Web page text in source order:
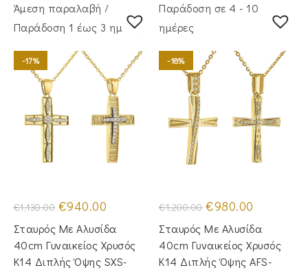
Άμεση παραλαβή /
Παράδoση 1 έως 3 ημέρες
-17%
€1,130.00 Original
price
was:
€1,130.00.
€940.00
τιμή
είναι:
€940.00.
Σταυρός Με Αλυσίδα
40cm Γυναικείος Χρυσός
Κ14 Διπλής Όψης SXS-
Παράδοση σε 4 - 10
ημέρες
-18%
€1,200.00 Original
price
was:
€1,200.00.
€980.00
τιμή
είναι:
€980.00.
Σταυρός Mε Aλυσίδα
40cm Γυναικείος Χρυσός
Κ14 Διπλής Όψης AFS-